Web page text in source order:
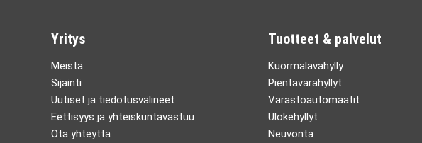
Yritys
Meistä
Sijainti
Uutiset ja tiedotusvälineet
Eettisyys ja yhteiskuntavastuu
Ota yhteyttä
Tuotteet & palvelut
Kuormalavahylly
Pientavarahyllyt
Varastoautomaatit
Ulokehyllyt
Neuvonta